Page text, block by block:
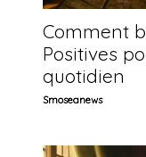
Comment
Positives
quotidien
Smoseanews